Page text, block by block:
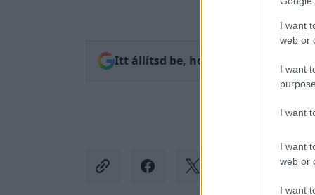
I want
web or
I want
I want
I want
web or
I want
Itt állítsd be, hogy az RTL.hu az